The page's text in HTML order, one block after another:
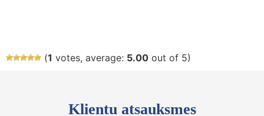
(1 votes, average: 5.00 out of 5)
Klientu atsauksmes